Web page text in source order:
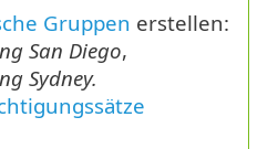
Gruppen erstellen:
San Diego,
Sydney.